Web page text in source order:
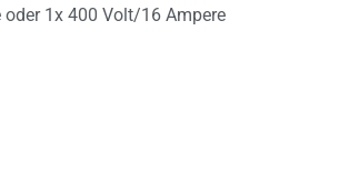
1x 400 Volt/16 Ampere